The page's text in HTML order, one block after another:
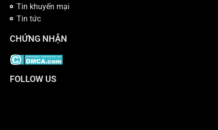
Tin khuyến mại
Tin tức
CHỨNG NHẬN
FOLLOW US